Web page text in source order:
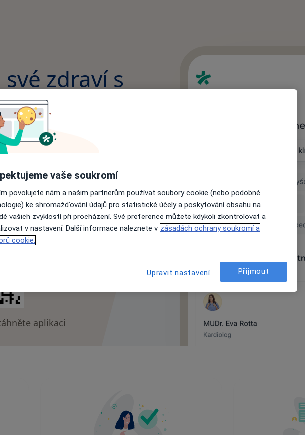
zdraví s
si návštěvu během dvou
a užijte si více pohodlí a
aplikaci
vaše soukromí
povolujete nám a našim partnerům používat soubory cookie (nebo podobné
ke shromažďování údajů pro statistické účely a poskytování obsahu na
vašich zvyklostí při procházení. Své preference můžete kdykoli zkontrolovat a
v nastavení. Další informace naleznete v zásadách ochrany soukromí a
cookie.
Upravit nastavení Přijmout